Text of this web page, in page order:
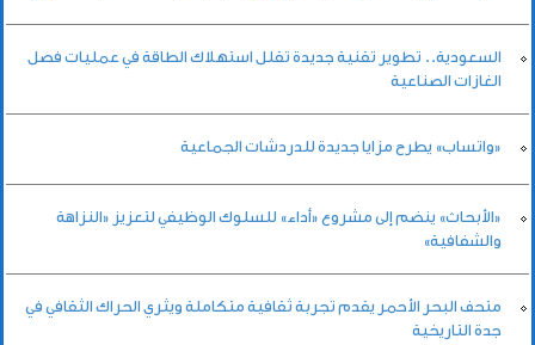
السعودية.. تطوير تقنية جديدة تقلل استهلاك الطاقة في عمليات فصل
الغازات الصناعية
«واتساب» يطرح مزايا جديدة للدردشات الجماعية
«الأبحاث» ينضم إلى مشروع «أداء» للسلوك الوظيفي لتعزيز «النزاهة
والشفافية»
متحف البحر الأحمر يقدم تجربة ثقافية متكاملة ويثري الحراك الثقافي في
جدة التاريخية